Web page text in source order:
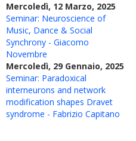
Mercoledì, 12 Marzo, 2025
Seminar: Neuroscience of
Music, Dance & Social
Synchrony - Giacomo
Novembre
Mercoledì, 29 Gennaio, 2025
Seminar: Paradoxical
interneurons and network
modification shapes Dravet
syndrome - Fabrizio Capitano